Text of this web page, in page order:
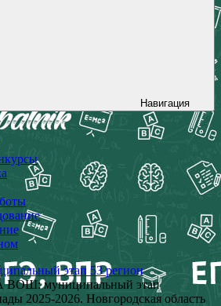
Навигация
этап 53 регион
муниципальный этап
2025-2026. Новгородская область